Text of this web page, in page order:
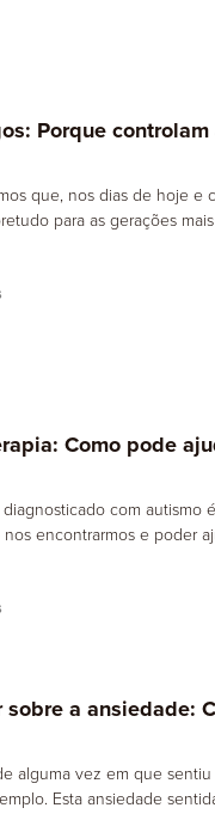
Porque
que, nos dias de hoje e
para as gerações
Como pode
com autismo
encontrarmos e poder
sobre a ansiedade:
alguma vez em que
Esta ansiedade